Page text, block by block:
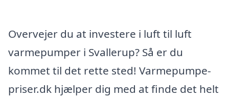
Overvejer du at investere i luft til luft
varmepumper i Svallerup? Så er du
kommet til det rette sted! Varmepumpe-
priser.dk hjælper dig med at finde det helt